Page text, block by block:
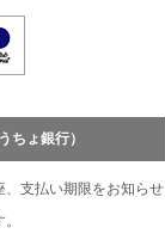
ょ銀行）
、支払い期限をお知らせ